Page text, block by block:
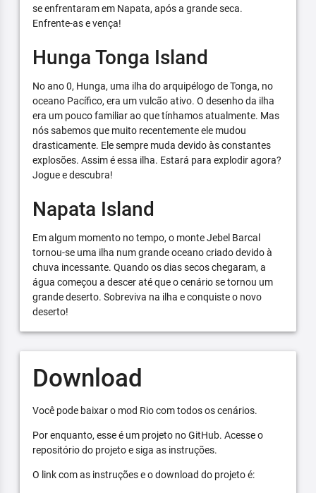
se enfrentaram em Napata, após a grande seca.
Enfrente-as e vença!
Hunga Tonga Island
No ano 0, Hunga, uma ilha do arquipélogo de Tonga, no
oceano Pacífico, era um vulcão ativo. O desenho da ilha
era um pouco familiar ao que tínhamos atualmente. Mas
nós sabemos que muito recentemente ele mudou
drasticamente. Ele sempre muda devido às constantes
explosões. Assim é essa ilha. Estará para explodir agora?
Jogue e descubra!
Napata Island
Em algum momento no tempo, o monte Jebel Barcal
tornou-se uma ilha num grande oceano criado devido à
chuva incessante. Quando os dias secos chegaram, a
água começou a descer até que o cenário se tornou um
grande deserto. Sobreviva na ilha e conquiste o novo
deserto!
Download
Você pode baixar o mod Rio com todos os cenários.
Por enquanto, esse é um projeto no GitHub. Acesse o
repositório do projeto e siga as instruções.
O link com as instruções e o download do projeto é: